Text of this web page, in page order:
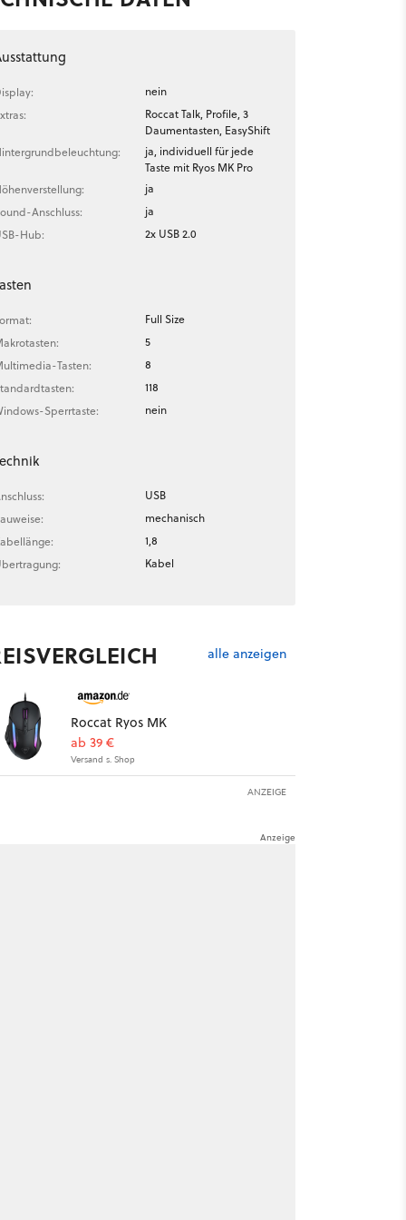
nein
Roccat Talk, Profile, 3
Daumentasten, EasyShift
ja, individuell für jede
Taste mit Ryos MK Pro
ja
Anschluss:
ja
Hub:
2x USB 2.0
Full Size
5
Tasten:
8
118
Sperrtaste:
nein
USB
mechanisch
1,8
Kabel
alle anzeigen
Roccat Ryos MK
ab 39 €
Versand s. Shop
ANZEIGE